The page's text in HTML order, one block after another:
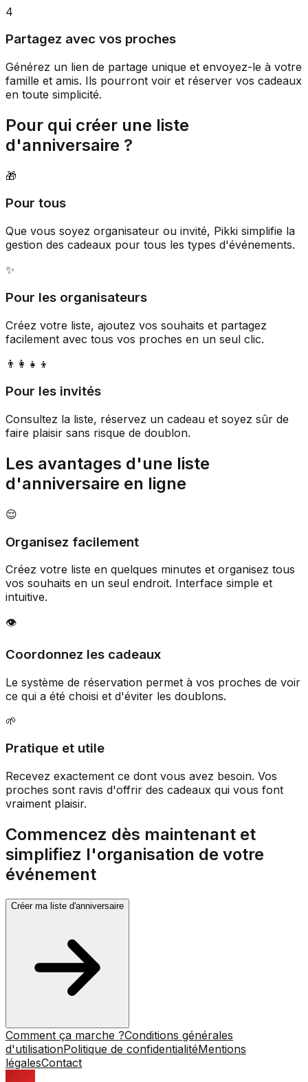
4
Partagez avec vos proches
Générez un lien de partage unique et envoyez-le à votre
famille et amis. Ils pourront voir et réserver vos cadeaux
en toute simplicité.
Pour qui créer une liste
d'anniversaire ?
🎁
Pour tous
Que vous soyez organisateur ou invité, Pikki simplifie la
gestion des cadeaux pour tous les types d'événements.
✨
Pour les organisateurs
Créez votre liste, ajoutez vos souhaits et partagez
facilement avec tous vos proches en un seul clic.
👨‍👩‍👧‍👦
Pour les invités
Consultez la liste, réservez un cadeau et soyez sûr de
faire plaisir sans risque de doublon.
Les avantages d'une liste
d'anniversaire en ligne
😌
Organisez facilement
Créez votre liste en quelques minutes et organisez tous
vos souhaits en un seul endroit. Interface simple et
intuitive.
👁️
Coordonnez les cadeaux
Le système de réservation permet à vos proches de voir
ce qui a été choisi et d'éviter les doublons.
🌱
Pratique et utile
Recevez exactement ce dont vous avez besoin. Vos
proches sont ravis d'offrir des cadeaux qui vous font
vraiment plaisir.
Commencez dès maintenant et
simplifiez l'organisation de votre
événement
Créer ma liste d'anniversaire
Comment ça marche ?Conditions générales
d'utilisationPolitique de confidentialitéMentions
légalesContact